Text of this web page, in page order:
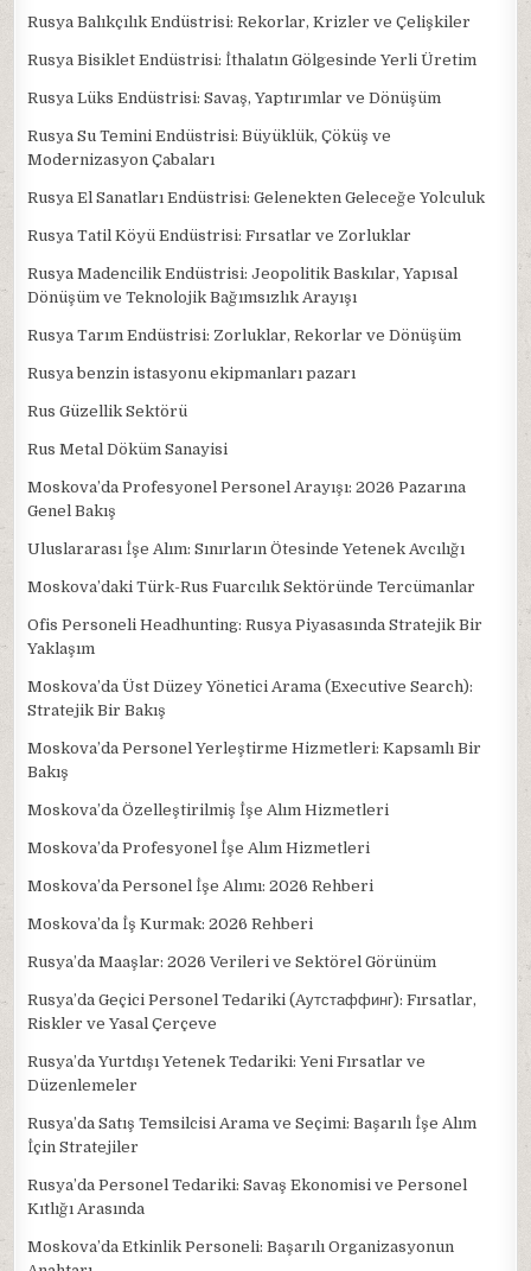
Rusya Balıkçılık Endüstrisi: Rekorlar, Krizler ve Çelişkiler
Rusya Bisiklet Endüstrisi: İthalatın Gölgesinde Yerli Üretim
Rusya Lüks Endüstrisi: Savaş, Yaptırımlar ve Dönüşüm
Rusya Su Temini Endüstrisi: Büyüklük, Çöküş ve
Modernizasyon Çabaları
Rusya El Sanatları Endüstrisi: Gelenekten Geleceğe Yolculuk
Rusya Tatil Köyü Endüstrisi: Fırsatlar ve Zorluklar
Rusya Madencilik Endüstrisi: Jeopolitik Baskılar, Yapısal
Dönüşüm ve Teknolojik Bağımsızlık Arayışı
Rusya Tarım Endüstrisi: Zorluklar, Rekorlar ve Dönüşüm
Rusya benzin istasyonu ekipmanları pazarı
Rus Güzellik Sektörü
Rus Metal Döküm Sanayisi
Moskova’da Profesyonel Personel Arayışı: 2026 Pazarına
Genel Bakış
Uluslararası İşe Alım: Sınırların Ötesinde Yetenek Avcılığı
Moskova’daki Türk-Rus Fuarcılık Sektöründe Tercümanlar
Ofis Personeli Headhunting: Rusya Piyasasında Stratejik Bir
Yaklaşım
Moskova’da Üst Düzey Yönetici Arama (Executive Search):
Stratejik Bir Bakış
Moskova’da Personel Yerleştirme Hizmetleri: Kapsamlı Bir
Bakış
Moskova’da Özelleştirilmiş İşe Alım Hizmetleri
Moskova’da Profesyonel İşe Alım Hizmetleri
Moskova’da Personel İşe Alımı: 2026 Rehberi
Moskova’da İş Kurmak: 2026 Rehberi
Rusya’da Maaşlar: 2026 Verileri ve Sektörel Görünüm
Rusya’da Geçici Personel Tedariki (Aутстаффинг): Fırsatlar,
Riskler ve Yasal Çerçeve
Rusya’da Yurtdışı Yetenek Tedariki: Yeni Fırsatlar ve
Düzenlemeler
Rusya’da Satış Temsilcisi Arama ve Seçimi: Başarılı İşe Alım
İçin Stratejiler
Rusya’da Personel Tedariki: Savaş Ekonomisi ve Personel
Kıtlığı Arasında
Moskova’da Etkinlik Personeli: Başarılı Organizasyonun